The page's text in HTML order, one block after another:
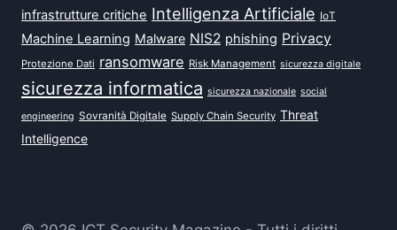
infrastrutture critiche Intelligenza Artificiale IoT
Machine Learning Malware NIS2 phishing Privacy
Protezione Dati ransomware Risk Management sicurezza digitale
sicurezza informatica sicurezza nazionale social
engineering Sovranità Digitale Supply Chain Security Threat
Intelligence